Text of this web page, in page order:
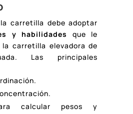
carretilla debe adoptar
y habilidades
que le
carretilla elevadora de
Las principales
calcular pesos y